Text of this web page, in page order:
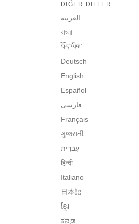
DIĞER DILLER
العربية
বাংলা
བོད་ཡིག་
Deutsch
English
Español
فارسی
Français
ગુજરાતી
हिन्दी
Italiano
日本語
ខ្មែរ
ಕನ್ನಡ